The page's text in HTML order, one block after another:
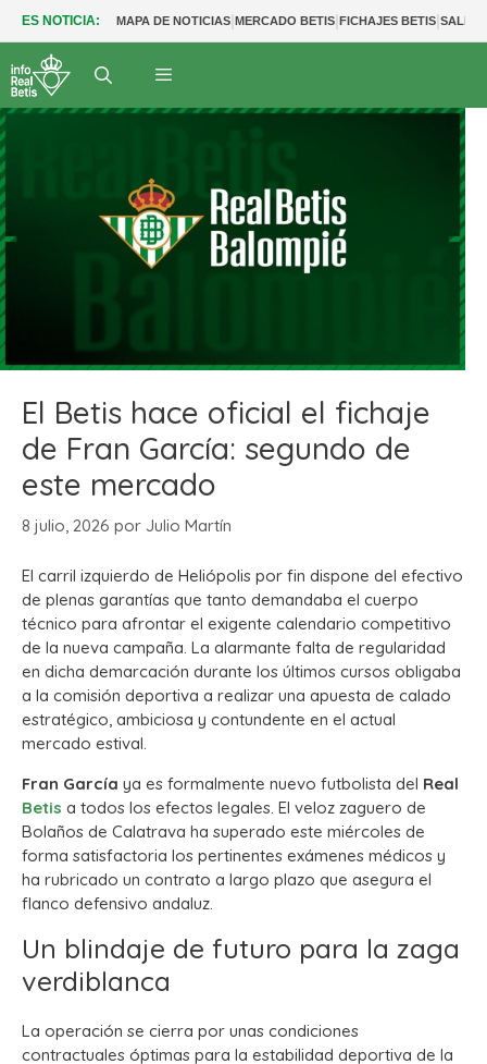
ES NOTICIA: MAPA DE NOTICIAS|MERCADO BETIS|FICHAJES BETIS|SALIDA
El Betis hace oficial el fichaje
de Fran García: segundo de
este mercado
8 julio, 2026 por Julio Martín
El carril izquierdo de Heliópolis por fin dispone del efectivo
de plenas garantías que tanto demandaba el cuerpo
técnico para afrontar el exigente calendario competitivo
de la nueva campaña. La alarmante falta de regularidad
en dicha demarcación durante los últimos cursos obligaba
a la comisión deportiva a realizar una apuesta de calado
estratégico, ambiciosa y contundente en el actual
mercado estival.
Fran García ya es formalmente nuevo futbolista del Real
Betis a todos los efectos legales. El veloz zaguero de
Bolaños de Calatrava ha superado este miércoles de
forma satisfactoria los pertinentes exámenes médicos y
ha rubricado un contrato a largo plazo que asegura el
flanco defensivo andaluz.
Un blindaje de futuro para la zaga
verdiblanca
La operación se cierra por unas condiciones
contractuales óptimas para la estabilidad deportiva de la